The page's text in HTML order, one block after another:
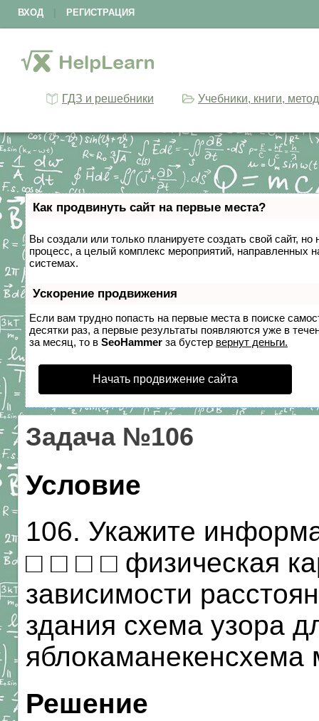
ВХОД РЕГИСТРАЦИЯ
ГДЗ и решебники Учебники, книги,
Как продвинуть сайт на первые места?
Вы создали или только планируете создать свой сайт,
процесс, а целый комплекс мероприятий, направленных
системах.
Ускорение продвижения
Если вам трудно попасть на первые места в поиске
десятки раз, а первые результаты появляются уже в
за месяц, то в SeoHammer за бустер вернут деньги.
Начать продвижение сайта
Задача №106
Условие
106. Укажите
□ □ □ □ физическая
зависимости
здания схема узора
яблокаманекенсхема
Решение